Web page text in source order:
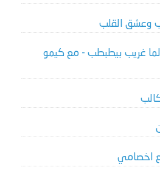
وعشق القلب
لما غريب بيطبطب - مع كيمو
اخصامي